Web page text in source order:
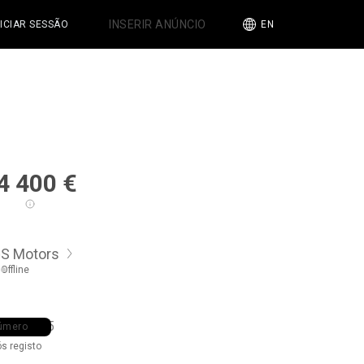
SESSÃO INSERIR ANÚNCIO EN
400 €
Motors
Offline
••• •65
registo